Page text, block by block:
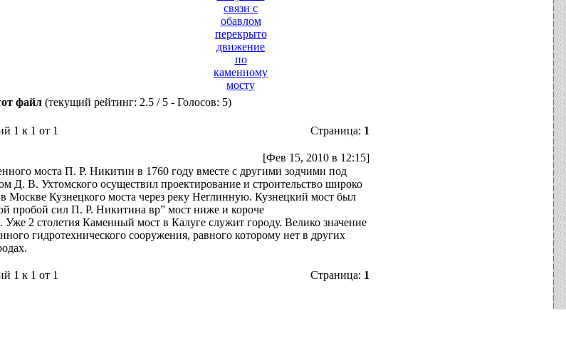
связи с
обавлом
перекрыто
движение
по
каменному
мосту
файл (текущий рейтинг: 2.5 / 5 - Голосов: 5)
1 к 1 от 1 Страница: 1
[Фев 15, 2010 в 12:15]
моста П. Р. Никитин в 1760 году вместе с другими зодчими под
Д. В. Ухтомского осуществил проектирование и строительство широко
в Москве Кузнецкого моста через реку Неглинную. Кузнецкий мост был
пробой сил П. Р. Никитина вр” мост ниже и короче
Уже 2 столетия Каменный мост в Калуге служит городу. Велико значение
гидротехнического сооружения, равного которому нет в других
1 к 1 от 1 Страница: 1